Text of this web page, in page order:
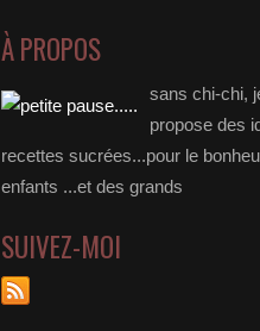
À PROPOS
sans chi-chi,
propose des
recettes sucrées...pour le
enfants ...et des grands
SUIVEZ-MOI